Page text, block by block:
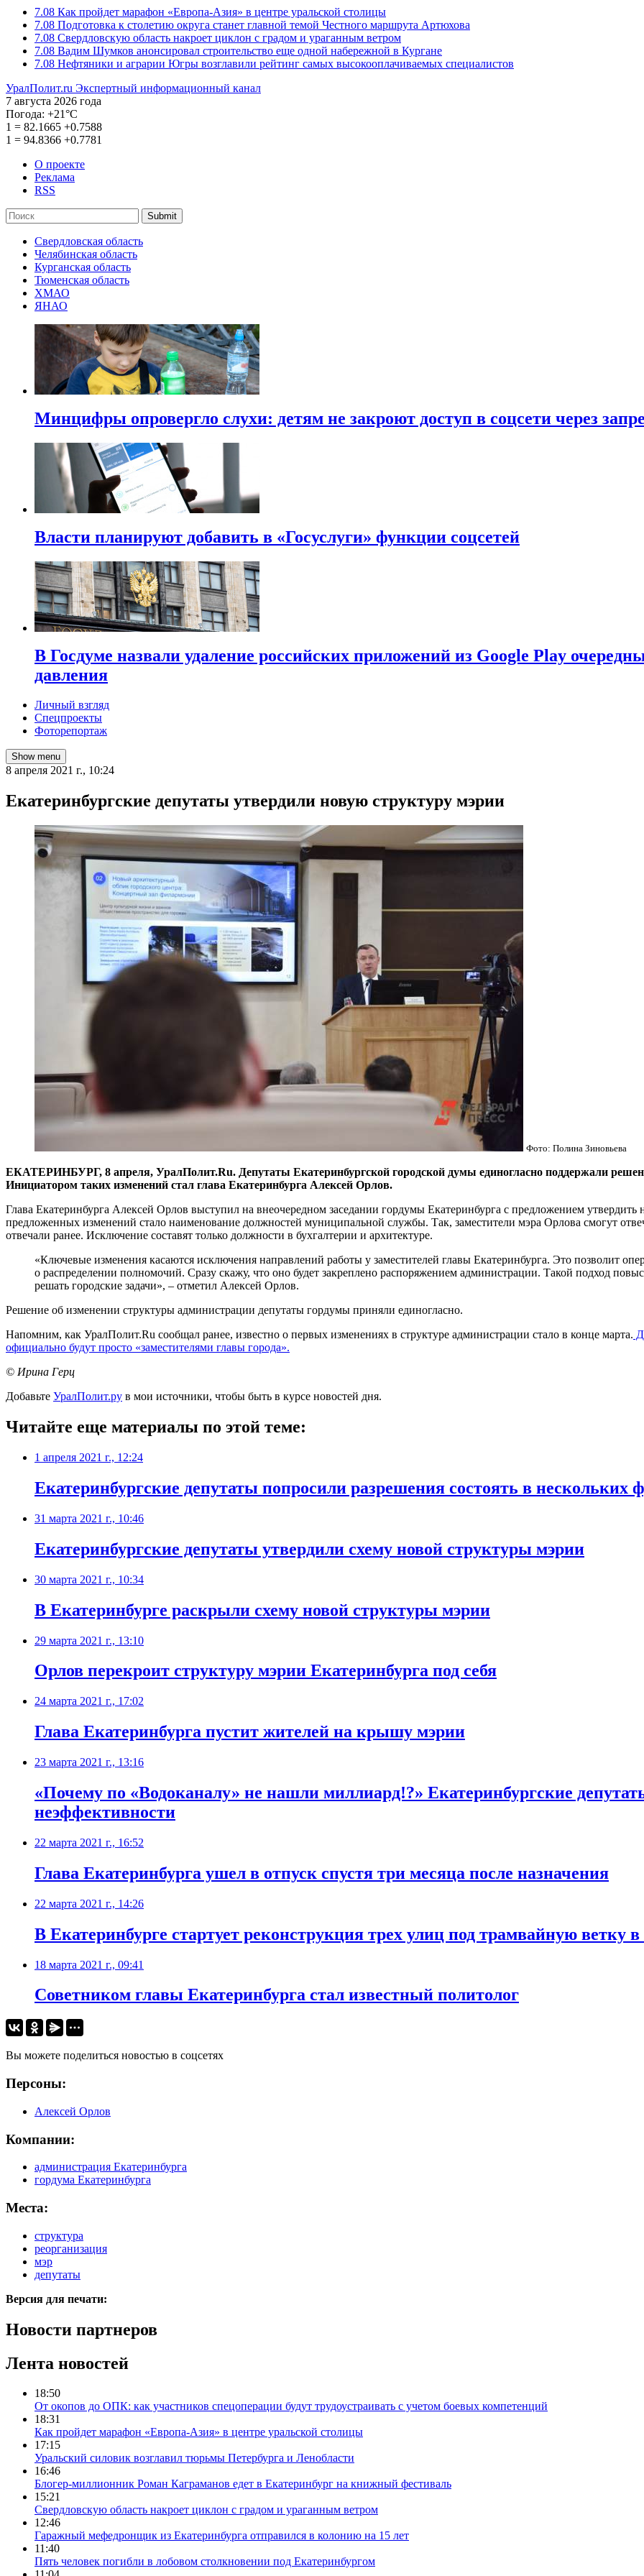
7.08 Как пройдет марафон «Европа-Азия» в центре уральской столицы
7.08 Подготовка к столетию округа станет главной темой Честного маршрута Артюхова
7.08 Свердловскую область накроет циклон с градом и ураганным ветром
7.08 Вадим Шумков анонсировал строительство еще одной набережной в Кургане
7.08 Нефтяники и аграрии Югры возглавили рейтинг самых высокооплачиваемых специалистов
УралПолит.ru Экспертный информационный канал
7 августа 2026 года
Погода: +21°С
1 = 82.1665 +0.7588
1 = 94.8366 +0.7781
О проекте
Реклама
RSS
Submit
Свердловская область
Челябинская область
Курганская область
Тюменская область
ХМАО
ЯНАО
Минцифры опровергло слухи: детям не закроют доступ в соцсети через
Власти планируют добавить в «Госуслуги» функции соцсетей
В Госдуме назвали удаление российских приложений из Google Play
давления
Личный взгляд
Спецпроекты
Фоторепортаж
Show menu
8 апреля 2021 г., 10:24
Екатеринбургские депутаты утвердили новую структуру мэрии
Фото: Полина Зиновьева
​ЕКАТЕРИНБУРГ, 8 апреля, УралПолит.Ru. Депутаты Екатеринбургской городской думы единогласно поддержали
Инициатором таких изменений стал глава Екатеринбурга Алексей Орлов.
Глава Екатеринбурга Алексей Орлов выступил на внеочередном заседании гордумы Екатеринбурга с предложением
предложенных изменений стало наименование должностей муниципальной службы. Так, заместители мэра Орлова смогут
отвечали ранее. Исключение составят только должности в бухгалтерии и архитектуре.
«Ключевые изменения касаются исключения направлений работы у заместителей главы Екатеринбурга. Это позволит
о распределении полномочий. Сразу скажу, что оно будет закреплено распоряжением администрации. Такой подход
решать городские задачи», – отметил Алексей Орлов.
Решение об изменении структуры администрации депутаты гордумы приняли единогласно.
Напомним, как УралПолит.Ru сообщал ранее, известно о первых изменениях в структуре администрации стало в конце марта.
официально будут просто «заместителями главы города».
© Ирина Герц
Добавьте УралПолит.ру в мои источники, чтобы быть в курсе новостей дня.
Читайте еще материалы по этой теме:
1 апреля 2021 г., 12:24
Екатеринбургские депутаты попросили разрешения состоять в нескольких
31 марта 2021 г., 10:46
​Екатеринбургские депутаты утвердили схему новой структуры мэрии
30 марта 2021 г., 10:34
​В Екатеринбурге раскрыли схему новой структуры мэрии
29 марта 2021 г., 13:10
Орлов перекроит структуру мэрии Екатеринбурга под себя
24 марта 2021 г., 17:02
Глава Екатеринбурга пустит жителей на крышу мэрии
23 марта 2021 г., 13:16
«Почему по «Водоканалу» не нашли миллиард!?» Екатеринбургские
неэффективности
22 марта 2021 г., 16:52
Глава Екатеринбурга ушел в отпуск спустя три месяца после назначения
22 марта 2021 г., 14:26
В Екатеринбурге стартует реконструкция трех улиц под трамвайную ветку
18 марта 2021 г., 09:41
Советником главы Екатеринбурга стал известный политолог
Вы можете поделиться новостью в соцсетях
Персоны:
Алексей Орлов
Компании:
администрация Екатеринбурга
гордума Екатеринбурга
Места:
структура
реорганизация
мэр
депутаты
Версия для печати:
Новости партнеров
Лента новостей
18:50
От окопов до ОПК: как участников спецоперации будут трудоустраивать с учетом боевых компетенций
18:31
Как пройдет марафон «Европа-Азия» в центре уральской столицы
17:15
Уральский силовик возглавил тюрьмы Петербурга и Ленобласти
16:46
Блогер-миллионник Роман Каграманов едет в Екатеринбург на книжный фестиваль
15:21
Свердловскую область накроет циклон с градом и ураганным ветром
12:46
Гаражный мефедронщик из Екатеринбурга отправился в колонию на 15 лет
11:40
Пять человек погибли в лобовом столкновении под Екатеринбургом